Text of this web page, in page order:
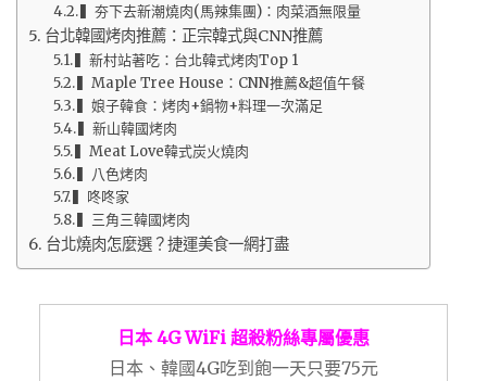
▍夯下去新潮燒肉(馬辣集團)：肉菜酒無限量
台北韓國烤肉推薦：正宗韓式與CNN推薦
▍新村站著吃：台北韓式烤肉Top 1
▍Maple Tree House：CNN推薦&超值午餐
▍娘子韓食：烤肉+鍋物+料理一次滿足
▍新山韓國烤肉
▍Meat Love韓式炭火燒肉
▍八色烤肉
▍咚咚家
▍三角三韓國烤肉
台北燒肉怎麼選？捷運美食一網打盡
日本 4G WiFi 超殺粉絲專屬優惠
日本、韓國4G吃到飽一天只要75元